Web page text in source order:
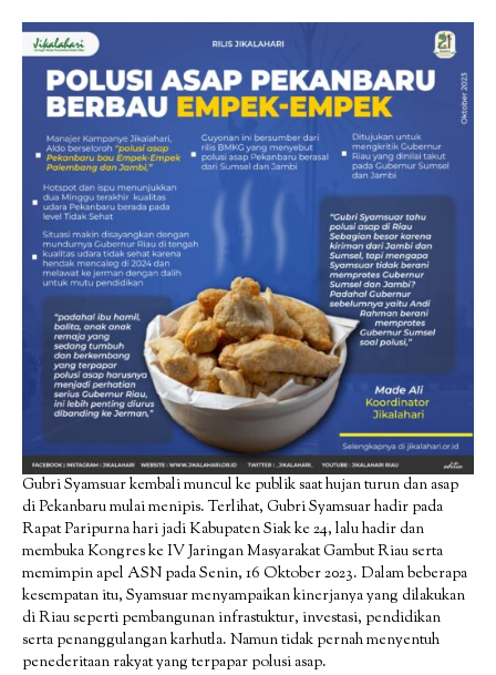
Gubri Syamsuar kembali muncul ke publik saat hujan turun dan asap
di Pekanbaru mulai menipis. Terlihat, Gubri Syamsuar hadir pada
Rapat Paripurna hari jadi Kabupaten Siak ke 24, lalu hadir dan
membuka Kongres ke IV Jaringan Masyarakat Gambut Riau serta
memimpin apel ASN pada Senin, 16 Oktober 2023. Dalam beberapa
kesempatan itu, Syamsuar menyampaikan kinerjanya yang dilakukan
di Riau seperti pembangunan infrastuktur, investasi, pendidikan
serta penanggulangan karhutla. Namun tidak pernah menyentuh
penederitaan rakyat yang terpapar polusi asap.